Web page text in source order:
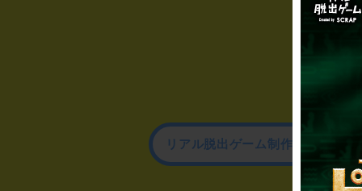
リアル脱出ゲーム制作のお問い合